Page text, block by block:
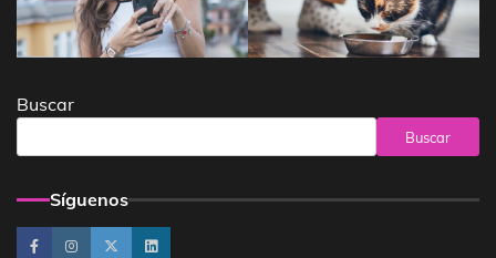
Buscar
Buscar
Síguenos